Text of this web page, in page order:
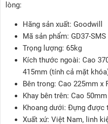
lòng:
Hãng sản xuất: Goodwill
Mã sản phẩm: GD37-SMS
Trọng lượng: 65kg
Kích thước ngoài: Cao
415mm (tính cả mặt
Bên trong: Cao 225mm x
Khay bên trên: Cao
Khoang dưới: Đựng được
Xuất xứ: Việt Nam, linh